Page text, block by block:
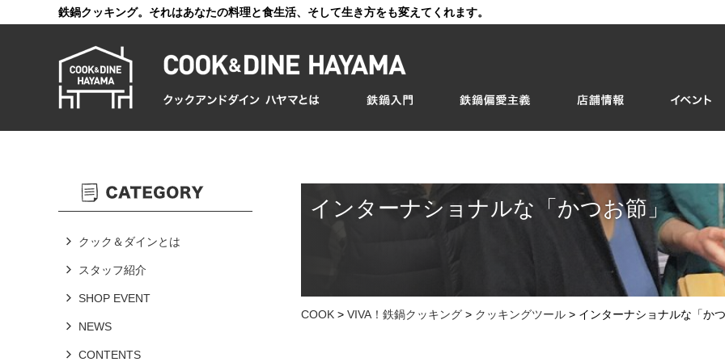
鉄鍋クッキング。それはあなたの料理と食生活、そして生き方をも変えてくれます。
インターナショナルな「かつお節」
COOK > VIVA！鉄鍋クッキング > クッキングツール > インターナショナルな「か
クック＆ダインとは
スタッフ紹介
SHOP EVENT
NEWS
CONTENTS